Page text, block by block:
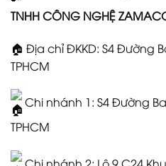
TNHH CÔNG NGHỆ
🏠 Địa chỉ ĐKKD: S4 Đường
TPHCM
Chi nhánh 1: S4 Đường
TPHCM